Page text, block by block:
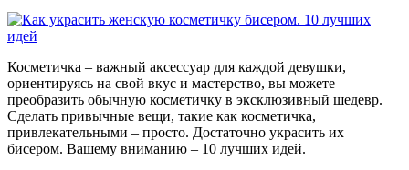
Косметичка – важный аксессуар для каждой девушки,
ориентируясь на свой вкус и мастерство, вы можете
преобразить обычную косметичку в эксклюзивный шедевр.
Сделать привычные вещи, такие как косметичка,
привлекательными – просто. Достаточно украсить их
бисером. Вашему вниманию – 10 лучших идей.